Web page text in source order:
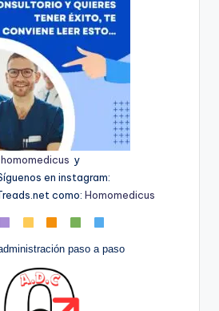
y
en instagram:
como: Homomedicus
paso a paso